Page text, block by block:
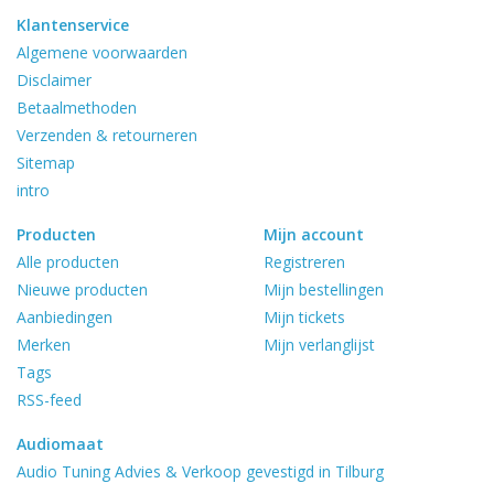
Klantenservice
Algemene voorwaarden
Disclaimer
Betaalmethoden
Verzenden & retourneren
Sitemap
intro
Producten
Alle producten
Nieuwe producten
Aanbiedingen
Merken
Tags
RSS-feed
Mijn account
Registreren
Mijn bestellingen
Mijn tickets
Mijn verlanglijst
Audiomaat
Audio Tuning Advies & Verkoop gevestigd in Tilburg